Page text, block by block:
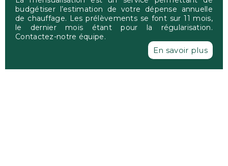
budgétiser l’estimation de votre dépense annuelle
de chauffage. Les prélèvements se font sur 11 mois,
le dernier mois étant pour la régularisation.
Contactez-notre équipe.
En savoir plus